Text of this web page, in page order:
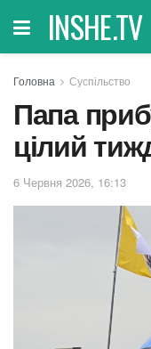
INSHE.TV
Головна Суспільство
Папа
цілий
6 Червня 2026, 16:13